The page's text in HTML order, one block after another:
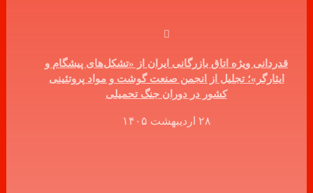
قدردانی ویژه اتاق بازرگانی ایران از «تشکل‌های پیشگام و
ایثارگر»؛ تجلیل از انجمن صنعت گوشت و مواد پروتئینی
کشور در دوران جنگ تحمیلی
۲۸ اردیبهشت ۱۴۰۵